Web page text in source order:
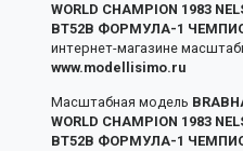
WORLD CHAMPION 1983
BT52B ФОРМУЛА-1
интернет-магазине
www.modellisimo.ru
Масштабная модель
WORLD CHAMPION 1983
BT52B ФОРМУЛА-1